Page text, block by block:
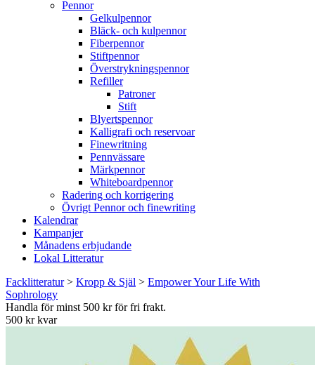
Pennor
Gelkulpennor
Bläck- och kulpennor
Fiberpennor
Stiftpennor
Överstrykningspennor
Refiller
Patroner
Stift
Blyertspennor
Kalligrafi och reservoar
Finewritning
Pennvässare
Märkpennor
Whiteboardpennor
Radering och korrigering
Övrigt Pennor och finewriting
Kalendrar
Kampanjer
Månadens erbjudande
Lokal Litteratur
Facklitteratur> Kropp & Själ > Empower Your Life With
Sophrology
Handla för minst 500 kr för fri frakt.
500 kr kvar